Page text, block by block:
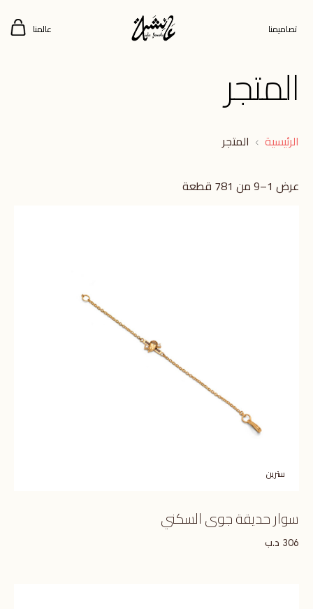
تصاميمنا عالمنا
المتجر
الرئيسية المتجر
عرض 1–9 من 781 قطعة
سترين
سوار حديقة جوى السكني
306 د.ب